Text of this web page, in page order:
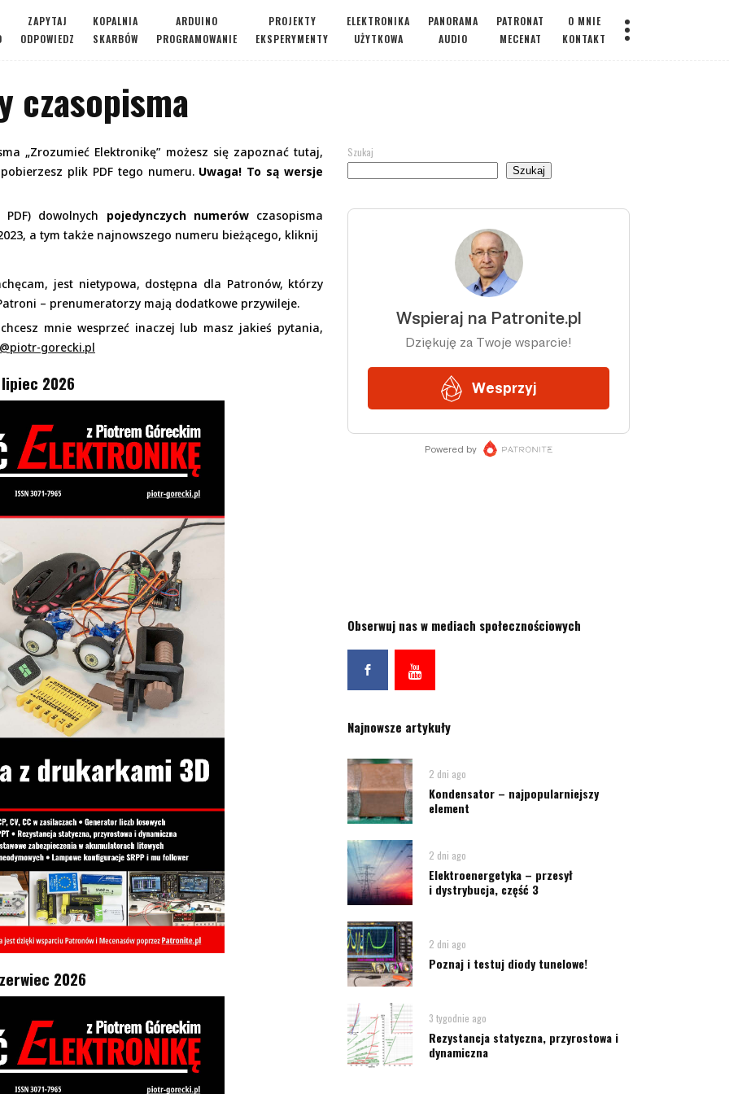
ZAPYTAJ
ODPOWIEDZ
KOPALNIA
SKARBÓW
ARDUINO
PROGRAMOWANIE
PROJEKTY
EKSPERYMENTY
ELEKTRONIKA
UŻYTKOWA
PANORAMA
AUDIO
PATRONAT
MECENAT
O MNIE
KONTAKT
czasopisma
„Zrozumieć Elektronikę” możesz się zapoznać tutaj,
plik PDF tego numeru. Uwaga! To są wersje
dowolnych pojedynczych numerówczasopisma
a tym także najnowszego numeru bieżącego, kliknij
jest nietypowa, dostępna dla Patronów, którzy
– prenumeratorzy mają dodatkowe przywileje.
mnie wesprzeć inaczej lub masz jakieś pytania,
gorecki.pl
lipiec 2026
2026
Szukaj
Szukaj
Obserwuj nas w mediach społecznościowych
Najnowsze artykuły
2 dni ago
Kondensator – najpopularniejszy
element
2 dni ago
Elektroenergetyka – przesył
i dystrybucja, część 3
2 dni ago
Poznaj i testuj diody tunelowe!
3 tygodnie ago
Rezystancja statyczna, przyrostowa i
dynamiczna